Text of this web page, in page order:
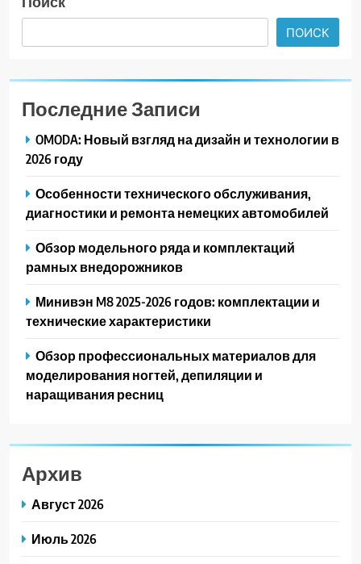
ПОИСК
Последние Записи
OMODA: Новый взгляд на дизайн и технологии в
2026 году
Особенности технического обслуживания,
диагностики и ремонта немецких автомобилей
Обзор модельного ряда и комплектаций
рамных внедорожников
Минивэн M8 2025-2026 годов: комплектации и
технические характеристики
Обзор профессиональных материалов для
моделирования ногтей, депиляции и
наращивания ресниц
Архив
Август 2026
Июль 2026